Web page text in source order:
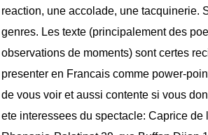
reaction, une accolade, une tacquinerie.
genres. Les texte (principalement des
observations de moments) sont certes
presenter en Francais comme power-
de vous voir et aussi contente si vous
ete interessees du spectacle: Caprice